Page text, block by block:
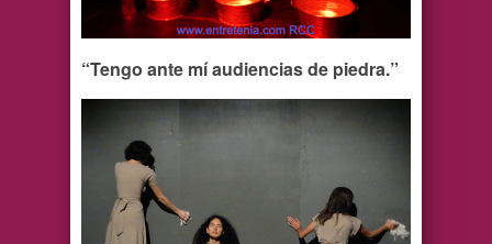
“Tengo ante mí audiencias de piedra.”